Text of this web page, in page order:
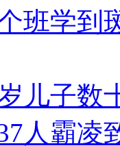
班学到
儿子数
人霸凌